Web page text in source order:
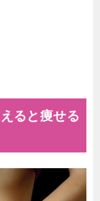
ると痩せる